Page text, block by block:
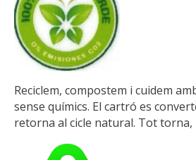
Reciclem, compostem i cuidem
sense químics. El cartró es
retorna al cicle natural. Tot torna,